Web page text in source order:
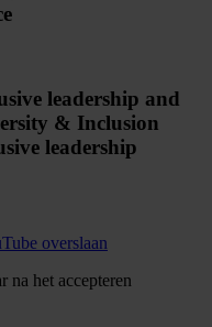
leadership and
& Inclusion
leadership
overslaan
na het accepteren